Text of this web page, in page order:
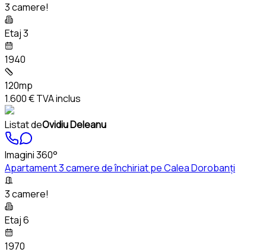
3 camere!
Etaj 3
1940
120mp
1.600 €TVA inclus
Listat deOvidiu Deleanu
Imagini 360°
Apartament 3 camere de închiriat pe Calea Dorobanți
3 camere!
Etaj 6
1970